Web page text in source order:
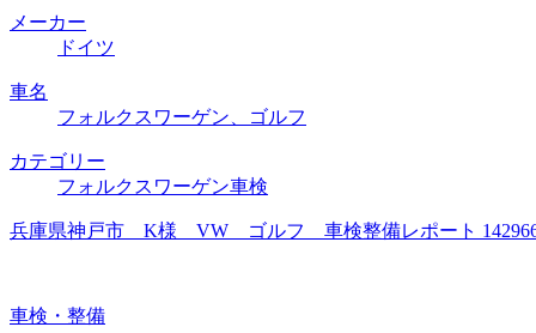
メーカー
ドイツ
車名
フォルクスワーゲン、ゴルフ
カテゴリー
フォルクスワーゲン車検
兵庫県神戸市 K様 VW ゴルフ 車検整備レポート 142966
車検・整備